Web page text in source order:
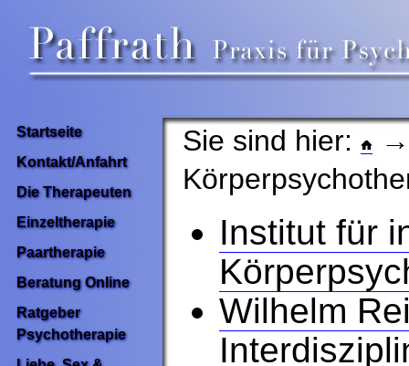
Startseite
Kontakt/Anfahrt
Die Therapeuten
Einzeltherapie
Paartherapie
Beratung Online
Ratgeber
Psychotherapie
Sie sind hier:
Institut für
Wilhelm